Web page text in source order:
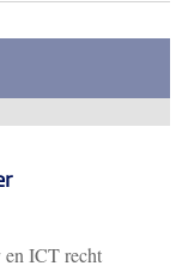
en ICT recht